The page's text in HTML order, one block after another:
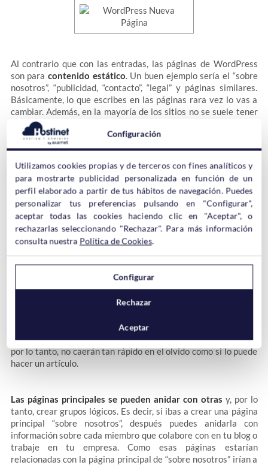
Al contrario que con las entradas, las páginas de WordPress
son para contenido estático. Un buen ejemplo sería el “sobre
nosotros”, “publicidad, “contacto”, “legal” y páginas similares.
Básicamente, lo que escribes en las páginas rara vez lo vas a
cambiar. Además, en la mayoría de los sitios no se suele tener
más de una decena de páginas. Si se tienen más y este va a ser
tu caso, quizás deberías replantearte el usar más entradas en
lugar de tantas páginas. Aunque esto ya es una decisión que
Lo cierto es que hay una teoría en la red sobre que los
buscadores posicionan mucho mejor una buena página que un
buen artículo, pero realmente no hay nada demostrado al
100%.
A pesar de que WordPress mantiene la hora y fecha de las
páginas publicadas, se puede considerar como atemporales, ya
que no forman parte de la secuencia cronológica del blog.
Mientras que un artículo puede volverse anticuado con el paso
páginas como “contacto” o “sobre nosotros” serán siempre
las mismas sin importar la hora y fecha de su publicacióny,
por lo tanto, no caerán tan rápido en el olvido como si lo puede
hacer un artículo.
Las páginas principales se pueden anidar con otras y, por lo
tanto, crear grupos lógicos. Es decir, si ibas a crear una página
principal “sobre nosotros”, después puedes anidarla con
información sobre cada miembro que colabore con en tu blog o
trabaje en tu empresa. Como esas páginas estarían
relacionadas con la página principal de “sobre nosotros” irían a
Configuración
Utilizamos cookies propias y de terceros con fines analíticos y
para mostrarte publicidad personalizada en función de un
perfil elaborado a partir de tus hábitos de navegación. Puedes
personalizar tus preferencias pulsando en "Configurar",
aceptar todas las cookies haciendo clic en "Aceptar", o
rechazarlas seleccionando "Rechazar". Para más información
consulta nuestra Política de Cookies.
Configurar
Rechazar
Aceptar